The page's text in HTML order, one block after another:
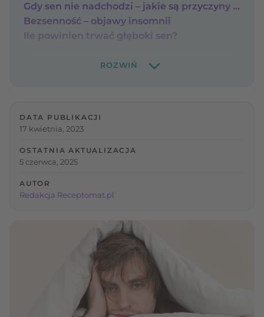
Gdy sen nie nadchodzi – jakie są przyczyny bezsenności?
Bezsenność – objawy insomnii
Ile powinien trwać głęboki sen?
DATA PUBLIKACJI
17 kwietnia, 2023
OSTATNIA AKTUALIZACJA
5 czerwca, 2025
AUTOR
Redakcja Receptomat.pl